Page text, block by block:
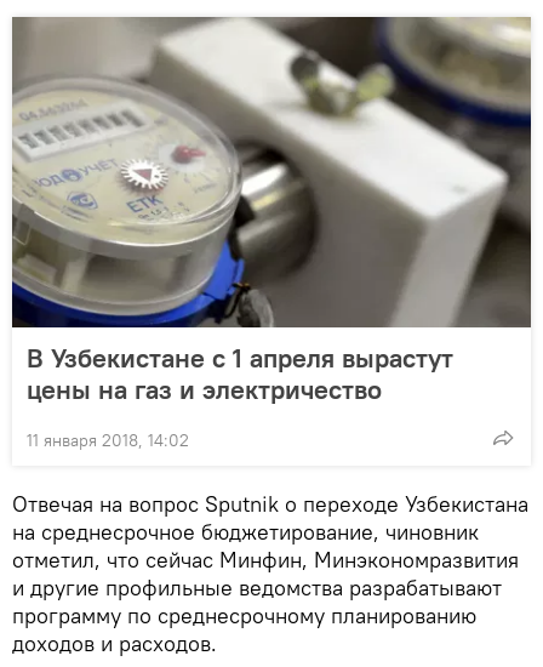
В Узбекистане с 1 апреля вырастут
цены на газ и электричество
11 января 2018, 14:02
Отвечая на вопрос Sputnik о переходе Узбекистана
на среднесрочное бюджетирование, чиновник
отметил, что сейчас Минфин, Минэкономразвития
и другие профильные ведомства разрабатывают
программу по среднесрочному планированию
доходов и расходов.